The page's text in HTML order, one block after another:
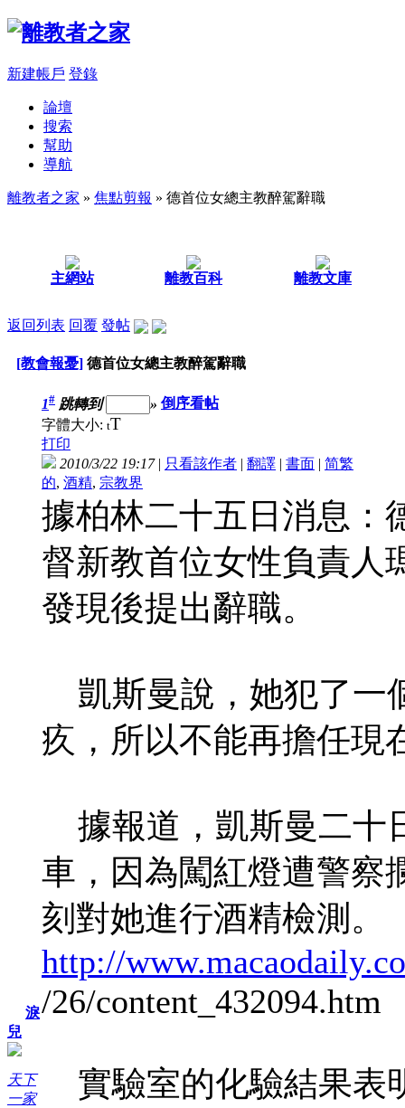
新建帳戶 登錄
論壇
搜索
幫助
導航
離教者之家 » 焦點剪報 » 德首位女總主教醉駕辭職
主網站 離教百科 離教文庫
返回列表 回覆 發帖
[教會報憂] 德首位女總主教醉駕辭職
淚
兒
天下
一家
1# 跳轉到 » 倒序看帖
字體大小: tT
打印
2010/3/22 19:17| 只看該作者 | 翻譯 | 書面 | 简繁
的, 酒精, 宗教界
據柏林二十五日消息：
督新教首位女性負責人
發現後提出辭職。
凱斯曼說，她犯了一
疚，所以不能再擔任現
據報道，凱斯曼二十
車，因為闖紅燈遭警察
刻對她進行酒精檢測。
http://
/26/content_432094.htm
實驗室的化驗結果表